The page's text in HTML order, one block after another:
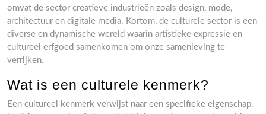
omvat de sector creatieve industrieën zoals design, mode,
architectuur en digitale media. Kortom, de culturele sector is een
diverse en dynamische wereld waarin artistieke expressie en
cultureel erfgoed samenkomen om onze samenleving te
verrijken.
Wat is een culturele kenmerk?
Een cultureel kenmerk verwijst naar een specifieke eigenschap,